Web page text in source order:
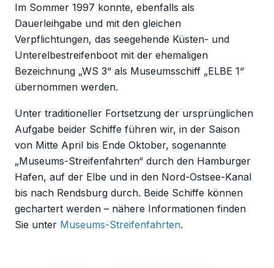
Im Sommer 1997 konnte, ebenfalls als
Dauerleihgabe und mit den gleichen
Verpflichtungen, das seegehende Küsten- und
Unterelbestreifenboot mit der ehemaligen
Bezeichnung „WS 3“ als Museumsschiff „ELBE 1“
übernommen werden.
Unter traditioneller Fortsetzung der ursprünglichen
Aufgabe beider Schiffe führen wir, in der Saison
von Mitte April bis Ende Oktober, sogenannte
„Museums-Streifenfahrten“ durch den Hamburger
Hafen, auf der Elbe und in den Nord-Ostsee-Kanal
bis nach Rendsburg durch. Beide Schiffe können
gechartert werden – nähere Informationen finden
Sie unter Museums-Streifenfahrten.